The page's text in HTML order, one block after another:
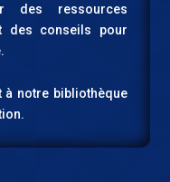
des ressources
des conseils pour
à notre bibliothèque